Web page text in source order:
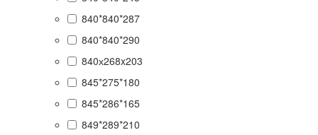
840*840*287
840*840*290
840х268x203
845*275*180
845*286*165
849*289*210